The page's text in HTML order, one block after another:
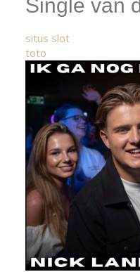
Single van
situs slot
toto